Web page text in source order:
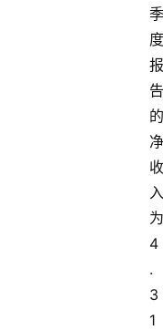
季
度
报
告
的
净
收
入
为
4
.
3
1